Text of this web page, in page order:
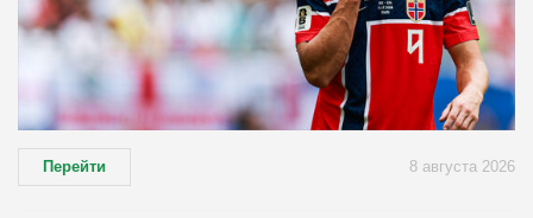
Перейти 8 августа 2026